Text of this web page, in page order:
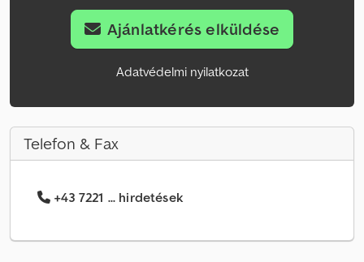
Ajánlatkérés elküldése
Adatvédelmi nyilatkozat
Telefon & Fax
+43 7221 ... hirdetések